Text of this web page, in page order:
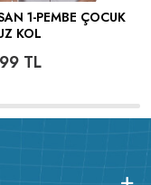
1-PEMBE ÇOCUK
KOL
TL